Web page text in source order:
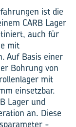
ist die
CARB Lager
auch für
mit
Auf Basis einer
Bohrung von
mit
einsetzbar.
Lager und
an. Diese